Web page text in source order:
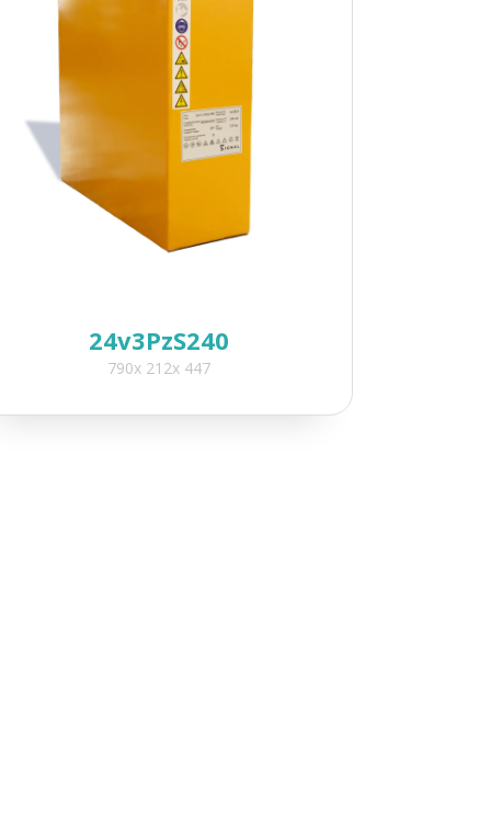
24v3PzS240
790x 212x 447